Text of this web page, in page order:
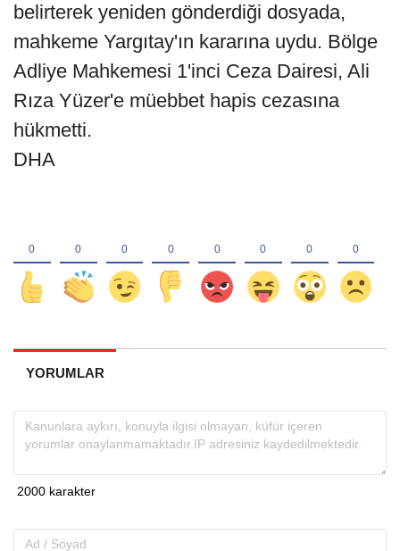
belirterek yeniden gönderdiği dosyada,
mahkeme Yargıtay'ın kararına uydu. Bölge
Adliye Mahkemesi 1'inci Ceza Dairesi, Ali
Rıza Yüzer'e müebbet hapis cezasına
hükmetti.
DHA
YORUMLAR